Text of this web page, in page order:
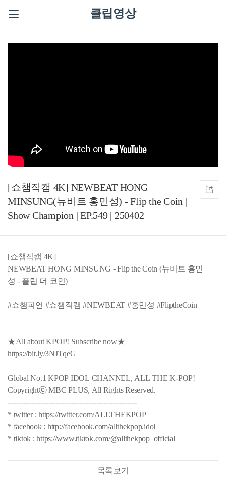
클립영상
[쇼챔직캠 4K] NEWBEAT HONG
MINSUNG(뉴비트 홍민성) - Flip the Coin |
Show Champion | EP.549 | 250402
[쇼챔직캠 4K]
NEWBEAT HONG MINSUNG - Flip the Coin (뉴비트 홍민
성 - 플립 더 코인)
#쇼챔피언 #쇼챔직캠 #NEWBEAT #홍민성 #FliptheCoin
★All about KPOP! Subscribe now★
https://bit.ly/3NJTqeG
Global No.1 KPOP IDOL CHANNEL, ALL THE K-POP!
Copyrightⓒ MBC PLUS, All Rights Reserved.
------------------------------------------------------
* twitter : https://twitter.com/ALLTHEKPOP
* facebook : http://facebook.com/allthekpop.idol
* tiktok : https://www.tiktok.com/@allthekpop_official
목록보기